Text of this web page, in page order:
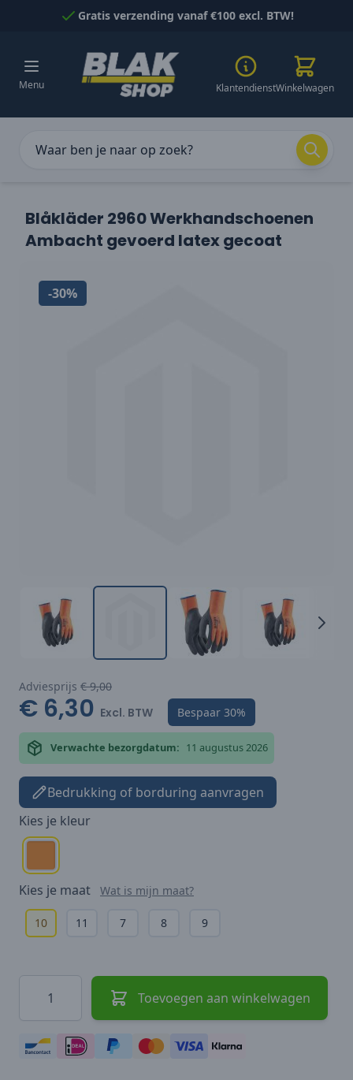
Naar inhoud gaanGratis verzending vanaf €100 excl. BTW!
Menu KlantendienstWinkelwagen
Blåkläder 2960 Werkhandschoenen
Ambacht gevoerd latex gecoat
-30%
Adviesprijs € 9,00
€ 6,30 Excl. BTW Bespaar 30%
Verwachte bezorgdatum: 11 augustus 2026
Bedrukking of borduring aanvragen
Kies je kleur
Kies je maat Wat is mijn maat?
10 11 7 8 9
Hoeveelheid
Toevoegen aan winkelwagen